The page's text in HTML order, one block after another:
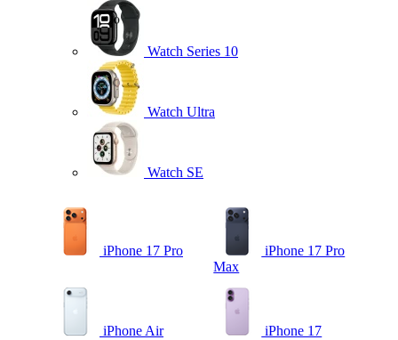
Watch Series 10
Watch Ultra
Watch SE
iPhone 17 Pro
iPhone 17 Pro
Max
iPhone Air iPhone 17